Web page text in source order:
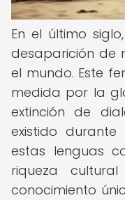
En el último
desaparición de
el mundo. Este
medida por la
extinción de
existido durante
estas lenguas
riqueza
conocimiento